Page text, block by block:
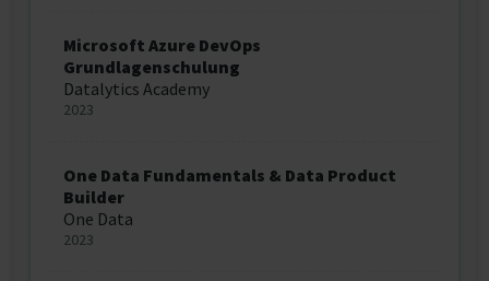
Microsoft Azure DevOps
Grundlagenschulung
Datalytics Academy
2023
One Data Fundamentals & Data Product
Builder
One Data
2023